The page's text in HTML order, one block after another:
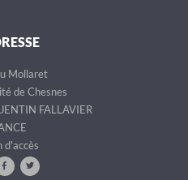
Mollaret
de Chesnes
FALLAVIER
d'accès